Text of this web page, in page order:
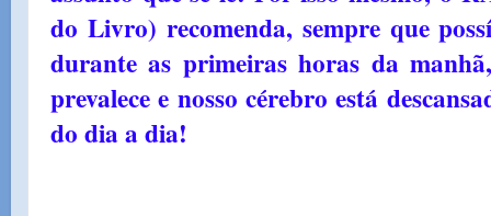
do Livro) recomenda, sempre que
durante as primeiras horas da
prevalece e nosso cérebro está
do dia a dia!